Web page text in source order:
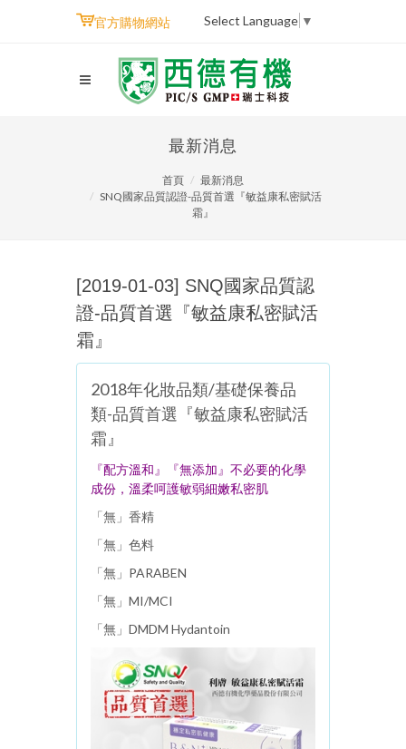
官方購物網站 Select Language ▼
最新消息
首頁
最新消息
SNQ國家品質認證-品質首選『敏益康私密賦活
霜』
[2019-01-03] SNQ國家品質認
證-品質首選『敏益康私密賦活
霜』
2018年化妝品類/基礎保養品
類-品質首選『敏益康私密賦活
霜』
『配方溫和』 『無添加 』 不必要的化學
成份，溫柔呵護敏弱細嫩私密肌
「無」香精
「無」色料
「無」PARABEN
「無」MI/MCI
「無」DMDM Hydantoin